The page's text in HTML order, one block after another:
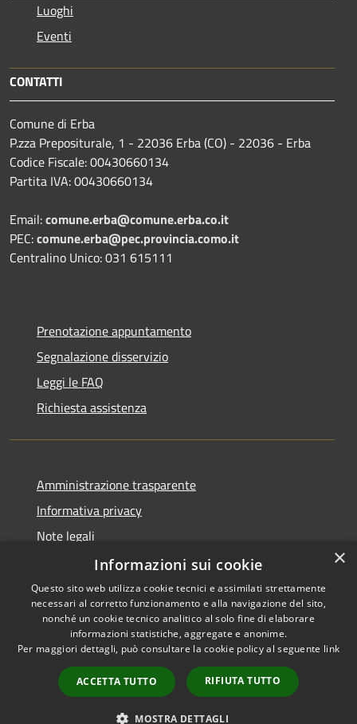
Luoghi
Eventi
CONTATTI
Comune di Erba
P.zza Prepositurale, 1 - 22036 Erba (CO) - 22036 - Erba
Codice Fiscale: 00430660134
Partita IVA: 00430660134
Email:comune.erba@comune.erba.co.it
PEC:comune.erba@pec.provincia.como.it
Centralino Unico: 031 615111
Prenotazione appuntamento
Segnalazione disservizio
Leggi le FAQ
Richiesta assistenza
Amministrazione trasparente
Informativa privacy
Note legali
Dichiarazione di accessibilità
RSS
Copyright © 2026 • Comune di
Municipium•
Accesso
redazione
×
Informazioni sui cookie
Questo sito web utilizza cookie tecnici e assimilati strettamente
necessari al corretto funzionamento e alla navigazione del sito,
nonché un cookie tecnico analitico al solo fine di elaborare
informazioni statistiche, aggregate e anonime.
Per maggiori dettagli, può consultare la cookie policy al seguente link
ACCETTA TUTTO RIFIUTA TUTTO
MOSTRA DETTAGLI